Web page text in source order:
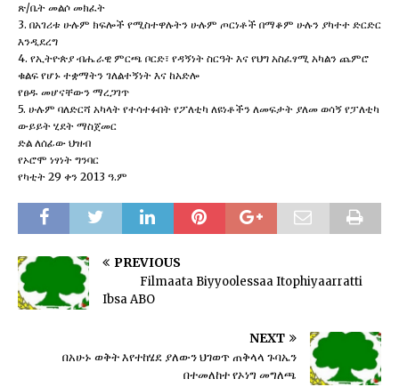
ጽ/ቤት መልሶ መክፈት
3. በአገሪቱ ሁሉም ክፍሎች የሚስተዋሉትን ሁሉም ጦርነቶች በማቆም ሁሉን ያካተተ ድርድር
እንዲደረግ
4. የኢትዮጵያ ብሔራዊ ምርጫ ቦርድ፣ የዳኝነት ስርዓት እና የህግ አስፈፃሚ አካልን ጨምሮ
ቁልፍ የሆኑ ተቋማትን ገለልተኝነት እና ከአድሎ
የፀዱ መሆናቸውን ማረጋገጥ
5. ሁሉም ባለድርሻ አካላት የተሳተፉበት የፖለቲካ ለዩነቶችን ለመፍታት ያለመ ወሳኝ የፓለቲካ
ውይይት ሂደት ማስጀመር
ድል ለሰፊው ህዝብ
የኦሮሞ ነፃነት ግንባር
የካቲት 29 ቀን 2013 ዓ.ም
PREVIOUS
Filmaata Biyyoolessaa Itophiyaarratti
Ibsa ABO
NEXT
በአሁኑ ወቅት እየተከሄደ ያለውን ህገወጥ ጠቅላላ ጉባኤን
በተመለከተ የኦነግ መግለጫ